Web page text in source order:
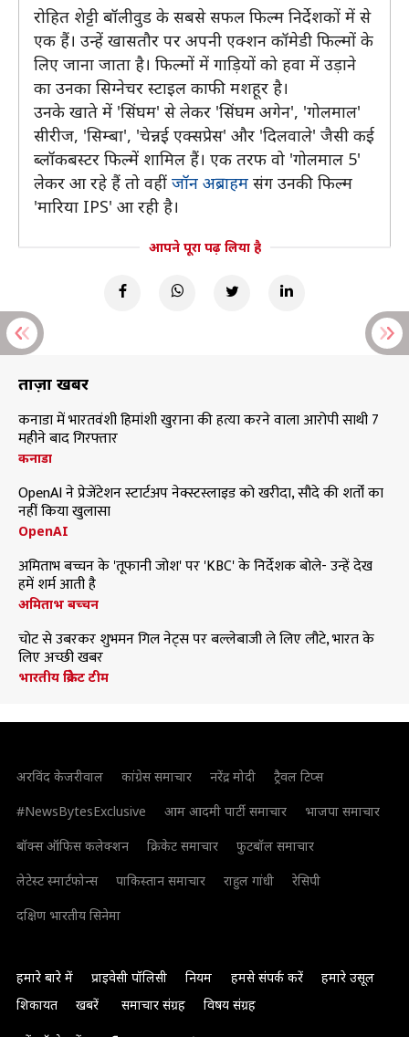
रोहित शेट्टी बॉलीवुड के सबसे सफल फिल्म निर्देशकों में से
एक हैं। उन्हें खासतौर पर अपनी एक्शन कॉमेडी फिल्मों के
लिए जाना जाता है। फिल्मों में गाड़ियों को हवा में उड़ाने
का उनका सिग्नेचर स्टाइल काफी मशहूर है।
उनके खाते में 'सिंघम' से लेकर 'सिंघम अगेन', 'गोलमाल'
सीरीज, 'सिम्बा', 'चेन्नई एक्सप्रेस' और 'दिलवाले' जैसी कई
ब्लॉकबस्टर फिल्में शामिल हैं। एक तरफ वो 'गोलमाल 5'
लेकर आ रहे हैं तो वहीं जॉन अब्राहम संग उनकी फिल्म
'मारिया IPS' आ रही है।
आपने पूरा पढ़ लिया है
ताज़ा खबरें
कनाडा में भारतवंशी हिमांशी खुराना की हत्या करने वाला आरोपी साथी 7
महीने बाद गिरफ्तार
कनाडा
OpenAI ने प्रेजेंटेशन स्टार्टअप नेक्स्टस्लाइड को खरीदा, सौदे की शर्तों का
नहीं किया खुलासा
OpenAI
अमिताभ बच्चन के 'तूफानी जोश' पर 'KBC' के निर्देशक बोले- उन्हें देख
हमें शर्म आती है
अमिताभ बच्चन
चोट से उबरकर शुभमन गिल नेट्स पर बल्लेबाजी ले लिए लौटे, भारत के
लिए अच्छी खबर
भारतीय क्रिकेट टीम
अरविंद केजरीवाल कांग्रेस समाचार नरेंद्र मोदी
ट्रैवल टिप्स
#NewsBytesExclusive
आम आदमी पार्टी समाचार
भाजपा समाचार
बॉक्स ऑफिस कलेक्शन
क्रिकेट समाचार
फुटबॉल समाचार
लेटेस्ट स्मार्टफोन्स
पाकिस्तान समाचार राहुल गांधी
रेसिपी
दक्षिण भारतीय सिनेमा
हमारे बारे में प्राइवेसी पॉलिसी नियम हमसे संपर्क करें
हमारे उसूल
शिकायत
खबरें समाचार संग्रह विषय संग्रह